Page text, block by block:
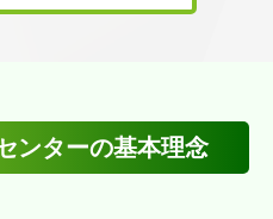
ターの基本理念